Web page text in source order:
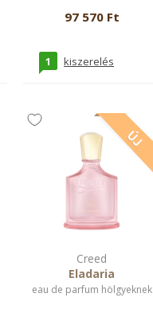
97 570 Ft
1 kiszerelés
Creed
Eladaria
eau de parfum hölgyeknek